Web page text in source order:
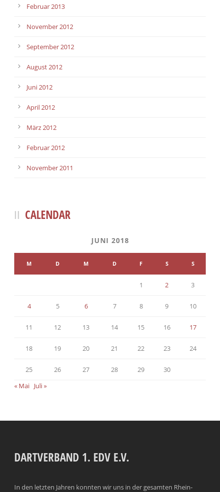
Februar 2013
November 2012
September 2012
August 2012
Juni 2012
April 2012
März 2012
Februar 2012
November 2011
CALENDAR
JUNI 2018
M D M D F S S
1 2 3
4 5 6 7 8 9 10
11 12 13 14 15 16 17
18 19 20 21 22 23 24
25 26 27 28 29
30
« Mai Juli »
DARTVERBAND 1. EDV E.V.
In den letzten Jahren konnten wir uns in der gesamten Rhein-